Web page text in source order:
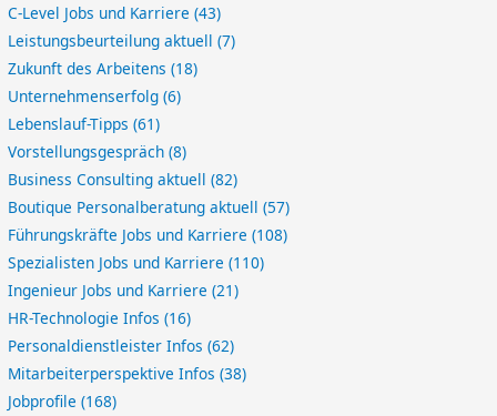
C-Level Jobs und Karriere(43)
Leistungsbeurteilung aktuell(7)
Zukunft des Arbeitens(18)
Unternehmenserfolg(6)
Lebenslauf-Tipps(61)
Vorstellungsgespräch(8)
Business Consulting aktuell(82)
Boutique Personalberatung aktuell(57)
Führungskräfte Jobs und Karriere(108)
Spezialisten Jobs und Karriere(110)
Ingenieur Jobs und Karriere(21)
HR-Technologie Infos(16)
Personaldienstleister Infos(62)
Mitarbeiterperspektive Infos(38)
Jobprofile(168)